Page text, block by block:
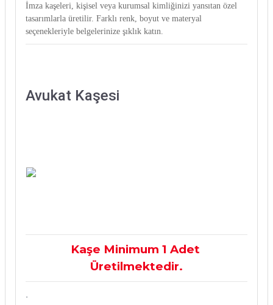
İmza kaşeleri, kişisel veya kurumsal kimliğinizi yansıtan özel
tasarımlarla üretilir. Farklı renk, boyut ve materyal
seçenekleriyle belgelerinize şıklık katın.
Avukat Kaşesi
Kaşe Minimum 1 Adet
Üretilmektedir.
.